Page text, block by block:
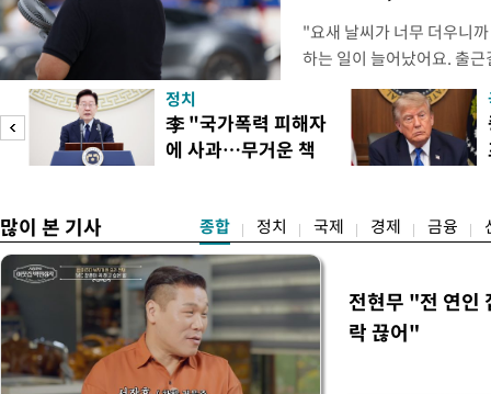
"요새 날씨가 너무 더우니
하는 일이 늘어났어요. 출
거나, 누가 길을 막고 서
(40대 직장인 A씨) 유례없
에도 쉽게 짜증을 내거나
있다. 높은 기온과 습도가
정치
李 "국가폭력 피해자
에 사과…무거운 책
많이 본 기사 종합 정치 국제 경제 금융
전현무 "전 연인
락 끊어"